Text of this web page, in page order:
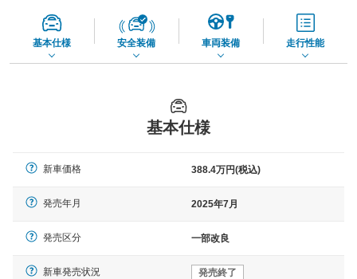
基本仕様 安全装備 車両装備 走行性能
基本仕様
新車価格 388.4万円(税込)
発売年月 2025年7月
発売区分 一部改良
新車発売状況 発売終了